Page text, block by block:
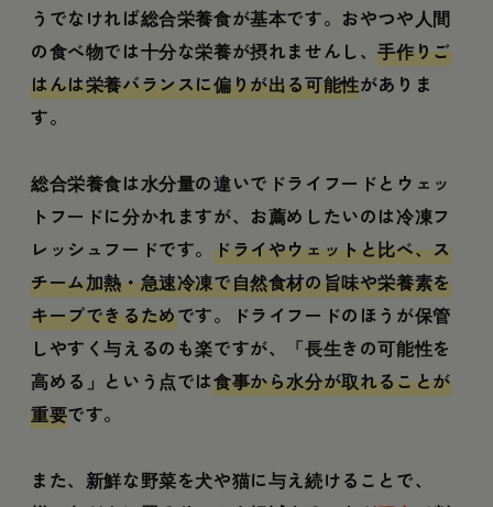
うでなければ総合栄養食が基本です。おやつや人間
の食べ物では十分な栄養が摂れませんし、手作りご
はんは栄養バランスに偏りが出る可能性がありま
す。
総合栄養食は水分量の違いでドライフードとウェッ
トフードに分かれますが、お薦めしたいのは冷凍フ
レッシュフードです。ドライやウェットと比べ、ス
チーム加熱・急速冷凍で自然食材の旨味や栄養素を
キープできるためです。ドライフードのほうが保管
しやすく与えるのも楽ですが、「長生きの可能性を
高める」という点では食事から水分が取れることが
重要です。
また、新鮮な野菜を犬や猫に与え続けることで、